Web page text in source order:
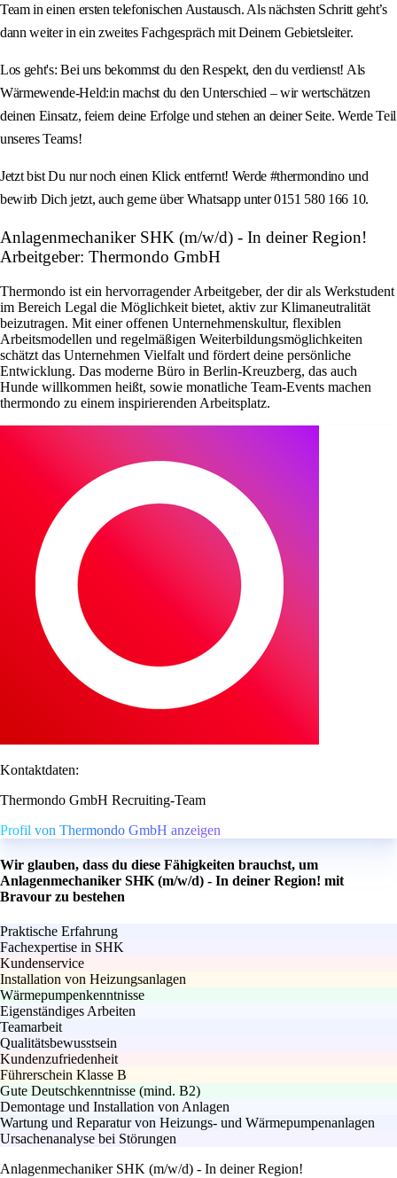
Team in einen ersten telefonischen Austausch. Als nächsten Schritt geht’s
dann weiter in ein zweites Fachgespräch mit Deinem Gebietsleiter.
Los geht's: Bei uns bekommst du den Respekt, den du verdienst! Als
Wärmewende-Held:in machst du den Unterschied – wir wertschätzen
deinen Einsatz, feiern deine Erfolge und stehen an deiner Seite. Werde Teil
unseres Teams!
Jetzt bist Du nur noch einen Klick entfernt! Werde #thermondino und
bewirb Dich jetzt, auch gerne über Whatsapp unter 0151 580 166 10.
Anlagenmechaniker SHK (m/w/d) - In deiner Region!
Arbeitgeber: Thermondo GmbH
Thermondo ist ein hervorragender Arbeitgeber, der dir als Werkstudent
im Bereich Legal die Möglichkeit bietet, aktiv zur Klimaneutralität
beizutragen. Mit einer offenen Unternehmenskultur, flexiblen
Arbeitsmodellen und regelmäßigen Weiterbildungsmöglichkeiten
schätzt das Unternehmen Vielfalt und fördert deine persönliche
Entwicklung. Das moderne Büro in Berlin-Kreuzberg, das auch
Hunde willkommen heißt, sowie monatliche Team-Events machen
thermondo zu einem inspirierenden Arbeitsplatz.
Kontaktdaten:
Thermondo GmbH Recruiting-Team
Profil von Thermondo GmbH anzeigen
Wir glauben, dass du diese Fähigkeiten brauchst, um
Anlagenmechaniker SHK (m/w/d) - In deiner Region! mit
Bravour zu bestehen
Praktische Erfahrung
Fachexpertise in SHK
Kundenservice
Installation von Heizungsanlagen
Wärmepumpenkenntnisse
Eigenständiges Arbeiten
Teamarbeit
Qualitätsbewusstsein
Kundenzufriedenheit
Führerschein Klasse B
Gute Deutschkenntnisse (mind. B2)
Demontage und Installation von Anlagen
Wartung und Reparatur von Heizungs- und Wärmepumpenanlagen
Ursachenanalyse bei Störungen
Anlagenmechaniker SHK (m/w/d) - In deiner Region!